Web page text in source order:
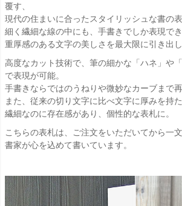
覆す、
現代の住まいに合ったスタイリッシュな書の表
細く繊細な線の中にも、手書きでしか表現で
重厚感のある文字の美しさを最大限に引き出し
高度なカット技術で、筆の細かな「ハネ」や
で表現が可能。
手書きならではのうねりや微妙なカーブまで
また、従来の切り文字に比べ文字に厚みを持
繊細なのに存在感があり、個性的な表札に。
こちらの表札は、ご注文をいただいてから一
書家が心を込めて書いています。